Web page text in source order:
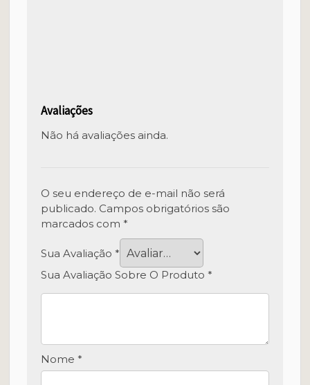
Avaliações
Não há avaliações ainda.
O seu endereço de e-mail não será
publicado. Campos obrigatórios são
marcados com *
Sua Avaliação *
Sua Avaliação Sobre O Produto *
Nome *